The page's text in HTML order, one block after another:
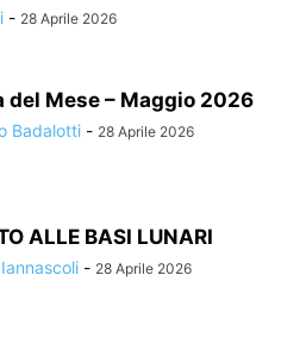
- 28 Aprile 2026
del Mese – Maggio 2026
Badalotti - 28 Aprile 2026
ALLE BASI LUNARI
- 28 Aprile 2026